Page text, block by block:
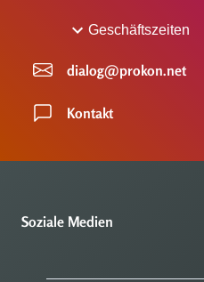
Geschäftszeiten
dialog@prokon.net
Kontakt
Soziale Medien